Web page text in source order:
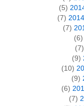
(5)
(7)
(7)
(6)
(7)
(9)
(10)
(9)
(6)
(7)